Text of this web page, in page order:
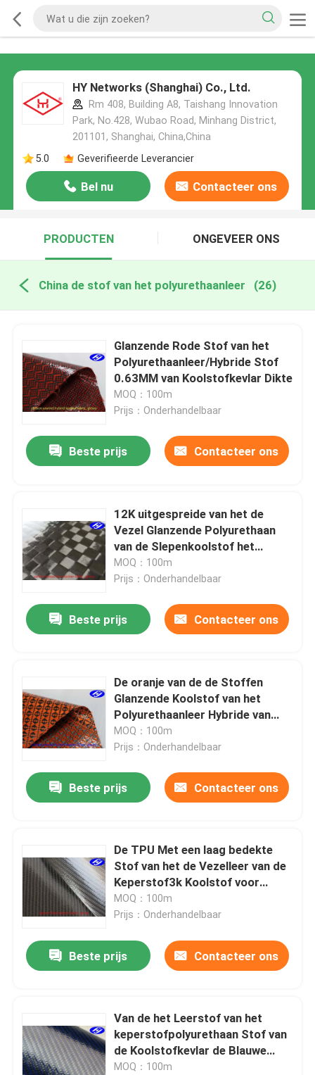
HY Networks (Shanghai) Co., Ltd.
Rm 408, Building A8, Taishang Innovation
Park, No.428, Wubao Road, Minhang District,
201101, Shanghai, China,China
5.0
Geverifieerde Leverancier
Bel nu Contacteer ons
PRODUCTEN ONGEVEER ONS
China de stof van het polyurethaanleer (26)
Glanzende Rode Stof van het
Polyurethaanleer/Hybride Stof
0.63MM van Koolstofkevlar Dikte
MOQ：100m
Prijs：Onderhandelbaar
Beste prijs Contacteer ons
12K uitgespreide van het de
Vezel Glanzende Polyurethaan
van de Slepenkoolstof het
Leerstof
MOQ：100m
Prijs：Onderhandelbaar
Beste prijs Contacteer ons
De oranje van de de Stoffen
Glanzende Koolstof van het
Polyurethaanleer Hybride van
Kevlar voor Sportenmateriaal
MOQ：100m
Prijs：Onderhandelbaar
Beste prijs Contacteer ons
De TPU Met een laag bedekte
Stof van het de Vezelleer van de
Keperstof3k Koolstof voor
Portefeuilles/Zakken
MOQ：100m
Prijs：Onderhandelbaar
Beste prijs Contacteer ons
Van de het Leerstof van het
keperstofpolyurethaan Stof van
de Koolstofkevlar de Blauwe
Glanzende voor Kleding
MOQ：100m